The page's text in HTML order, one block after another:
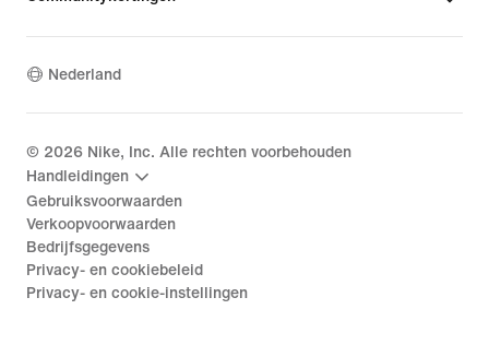
Nederland
© 2026 Nike, Inc. Alle rechten voorbehouden
Handleidingen
Gebruiksvoorwaarden
Verkoopvoorwaarden
Bedrijfsgegevens
Privacy- en cookiebeleid
Privacy- en cookie-instellingen